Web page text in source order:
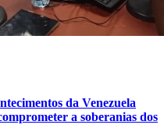
da Venezuela
a soberanias dos